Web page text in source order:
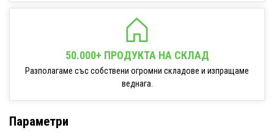
50.000+ ПРОДУКТА НА СКЛАД
Разполагаме със собствени огромни складове и изпращаме
веднага.
Параметри